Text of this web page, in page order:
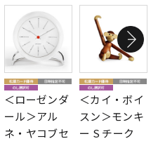
＜ローゼンダ
ール＞アル
ネ・ヤコブセ
＜カイ・ボイ
スン＞モンキ
ー S チーク